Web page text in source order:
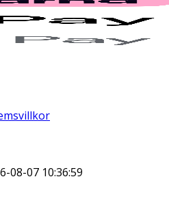
08-07 10:36:59